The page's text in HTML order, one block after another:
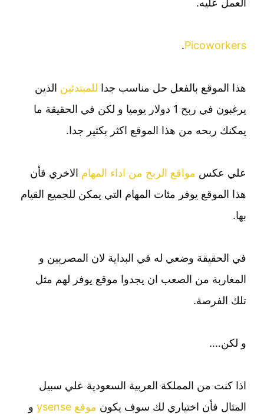
العمل عليه.
Picoworkers
.
هذا الموقع بالفعل حل مناسب جداللمبتدئينالذين
يرغبون في ربح 1 دولار يوميا و لكن في الحقيقة ما
يمكنك ربحه من هذا الموقع اكثر بكثير جدا.
علي عكسمواقع الربح من اداء المهامالاخري فأن
هذا الموقع يوفر مئات المهام التي يمكن للجميع القيام
بها.
في الحقيقة وضعي له في البداية لان المصريين و
المغاربة من الصعب ان يجدوا موقع يوفر لهم مثل
تلك الفرصة.
و لكن….
اذا كنت من المملكة العربية السعودية علي سبيل
المثال فأن اختياري لك سوف يكونموقع ysense
و